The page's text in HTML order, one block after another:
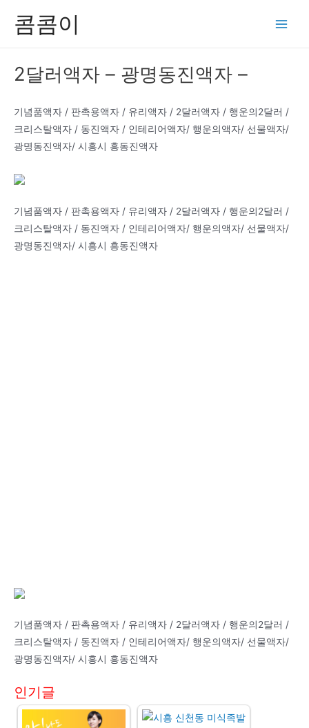
콤콤이
2달러액자 – 광명동진액자 –
기념품액자 / 판촉용액자 / 유리액자 / 2달러액자 / 행운의2달러 /
크리스탈액자 / 동진액자 / 인테리어액자/ 행운의액자/ 선물액자/
광명동진액자/ 시흥시 흥동진액자
기념품액자 / 판촉용액자 / 유리액자 / 2달러액자 / 행운의2달러 /
크리스탈액자 / 동진액자 / 인테리어액자/ 행운의액자/ 선물액자/
광명동진액자/ 시흥시 흥동진액자
기념품액자 / 판촉용액자 / 유리액자 / 2달러액자 / 행운의2달러 /
크리스탈액자 / 동진액자 / 인테리어액자/ 행운의액자/ 선물액자/
광명동진액자/ 시흥시 흥동진액자
인기글